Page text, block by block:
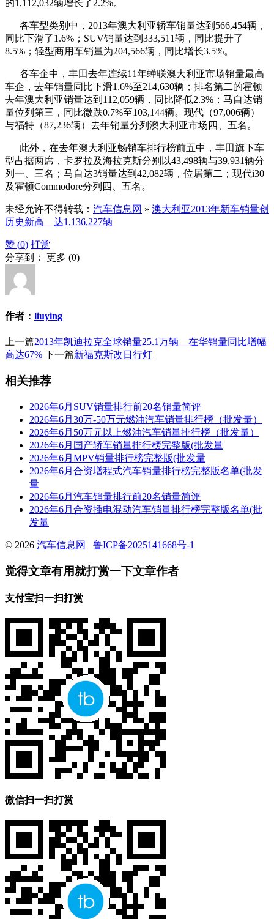
的1,112,032辆增长了2.2%。
各车型类别中，2013年澳大利亚轿车销量达到566,454辆，
同比下滑了1.6%；SUV销量达到333,511辆，同比提升了
8.5%；轻型商用车销量为204,566辆，同比增长3.5%。
各车企中，丰田去年连续11年蝉联澳大利亚市场销量最高
车企，去年销量同比下滑1.6%至214,630辆；排名第二的霍顿
去年澳大利亚销量达到112,059辆，同比降低2.3%；马自达销
量位列第三，同比微跌0.7%至103,144辆。现代（97,006辆）
与福特（87,236辆）去年销量分列澳大利亚市场四、五名。
此外，在去年澳大利亚畅销车排行榜前五中，丰田旗下车
型占据两席，卡罗拉及海拉克斯分别以43,498辆与39,931辆分
列一、三名；马自达3销量达到42,082辆，位居第二；现代i30
及霍顿Commodore分列四、五名。
未经允许不得转载： 汽车信息网 » 澳大利亚2013年新车销量创
历史新高 达1,136,227辆
赞 (0) 打赏
分享到： 更多 (0)
作者： liuying
上一篇2013年凯迪拉克全球销量25.1万辆 在华销量同比增幅
高达67% 下一篇新福克斯改日行灯
相关推荐
2026年6月SUV销量排行前20名销量简评
2026年6月30万-50万元燃油汽车销量排行榜（批发量）
2026年6月50万元以上燃油汽车销量排行榜（批发量）
2026年6月国产轿车销量排行榜完整版(批发量
2026年6月MPV销量排行榜完整版(批发量
2026年6月合资增程式汽车销量排行榜完整版名单(批发
量
2026年6月汽车销量排行前20名销量简评
2026年6月合资插电混动汽车销量排行榜完整版名单(批
发量
© 2026 汽车信息网 鲁ICP备2025141668号-1
觉得文章有用就打赏一下文章作者
支付宝扫一扫打赏
微信扫一扫打赏